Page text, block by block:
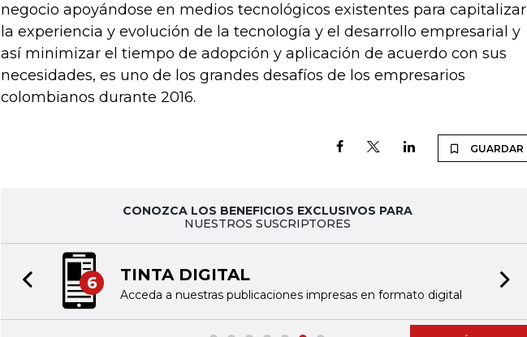
negocio apoyándose en medios tecnológicos existentes para capitalizar
la experiencia y evolución de la tecnología y el desarrollo empresarial y
así minimizar el tiempo de adopción y aplicación de acuerdo con sus
necesidades, es uno de los grandes desafíos de los empresarios
colombianos durante 2016.
GUARDAR
CONOZCA LOS BENEFICIOS EXCLUSIVOS PARA
NUESTROS SUSCRIPTORES
6 TINTA DIGITAL
Acceda a nuestras publicaciones impresas en formato digital
Previous slide